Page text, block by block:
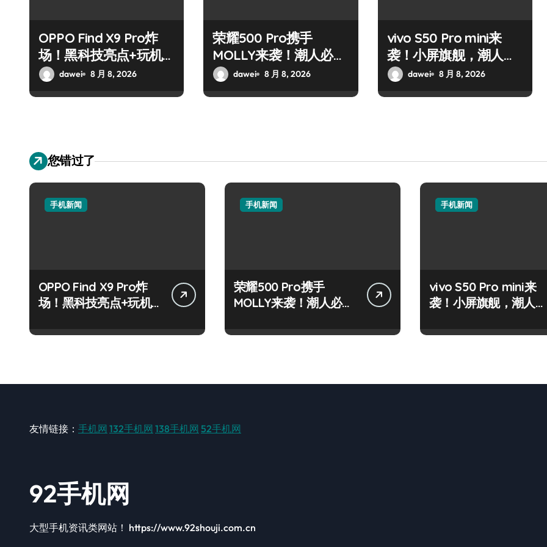
OPPO Find X9 Pro炸
场！黑科技亮点+玩机
神技一篇全解锁
dawei 8 月 8, 2026
荣耀500 Pro携手
MOLLY来袭！潮人必看
玩机秘籍大公开
dawei 8 月 8, 2026
vivo S50 Pro mini来
袭！小屏旗舰，潮人必
备新宠速览！
dawei 8 月 8, 2026
您错过了
手机新闻
OPPO Find X9 Pro炸
场！黑科技亮点+玩机
手机新闻
荣耀500 Pro携手
MOLLY来袭！潮人必看
手机新闻
vivo S50 Pro mini来
袭！小屏旗舰，潮人必
友情链接： 手机网 132手机网 138手机网 52手机网
92手机网
大型手机资讯类网站！ https://www.92shouji.com.cn